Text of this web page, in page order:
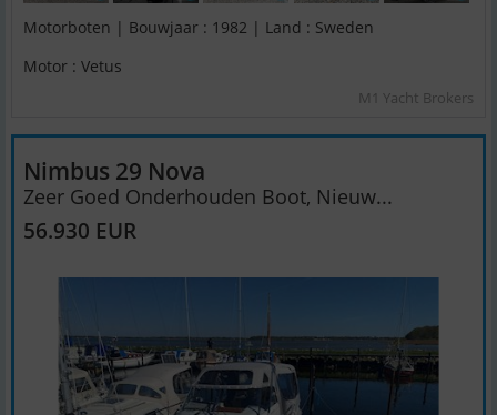
Motorboten | Bouwjaar : 1982 | Land : Sweden
Motor : Vetus
M1 Yacht Brokers
Nimbus 29 Nova
Zeer Goed Onderhouden Boot, Nieuw...
56.930 EUR